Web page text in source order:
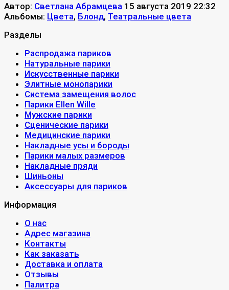
Автор: Светлана Абрамцева 15 августа 2019 22:32
Альбомы: Цвета, Блонд, Театральные цвета
Разделы
Распродажа париков
Натуральные парики
Искусственные парики
Элитные монопарики
Система замещения волос
Парики Ellen Wille
Мужские парики
Сценические парики
Медицинские парики
Накладные усы и бороды
Парики малых размеров
Накладные пряди
Шиньоны
Аксессуары для париков
Информация
О нас
Адрес магазина
Контакты
Как заказать
Доставка и оплата
Отзывы
Палитра